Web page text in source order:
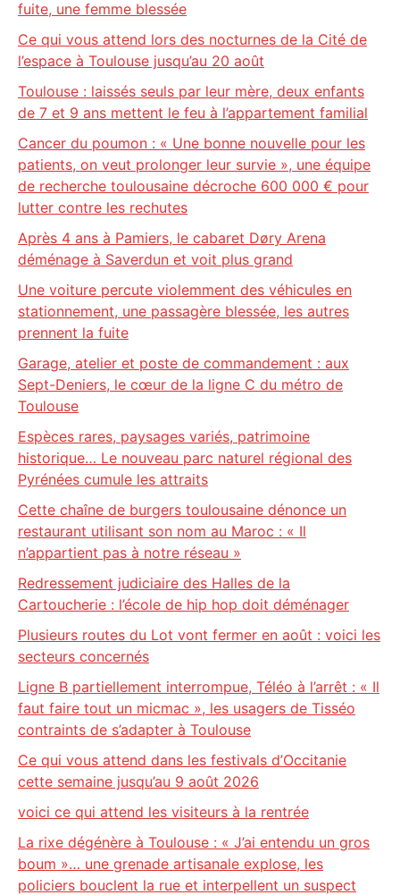
fuite, une femme blessée
Ce qui vous attend lors des nocturnes de la Cité de
l’espace à Toulouse jusqu’au 20 août
Toulouse : laissés seuls par leur mère, deux enfants
de 7 et 9 ans mettent le feu à l’appartement familial
Cancer du poumon : « Une bonne nouvelle pour les
patients, on veut prolonger leur survie », une équipe
de recherche toulousaine décroche 600 000 € pour
lutter contre les rechutes
Après 4 ans à Pamiers, le cabaret Døry Arena
déménage à Saverdun et voit plus grand
Une voiture percute violemment des véhicules en
stationnement, une passagère blessée, les autres
prennent la fuite
Garage, atelier et poste de commandement : aux
Sept-Deniers, le cœur de la ligne C du métro de
Toulouse
Espèces rares, paysages variés, patrimoine
historique… Le nouveau parc naturel régional des
Pyrénées cumule les attraits
Cette chaîne de burgers toulousaine dénonce un
restaurant utilisant son nom au Maroc : « Il
n’appartient pas à notre réseau »
Redressement judiciaire des Halles de la
Cartoucherie : l’école de hip hop doit déménager
Plusieurs routes du Lot vont fermer en août : voici les
secteurs concernés
Ligne B partiellement interrompue, Téléo à l’arrêt : « Il
faut faire tout un micmac », les usagers de Tisséo
contraints de s’adapter à Toulouse
Ce qui vous attend dans les festivals d’Occitanie
cette semaine jusqu’au 9 août 2026
voici ce qui attend les visiteurs à la rentrée
La rixe dégénère à Toulouse : « J’ai entendu un gros
boum »… une grenade artisanale explose, les
policiers bouclent la rue et interpellent un suspect